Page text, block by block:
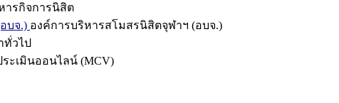
ารกิจการนิสิต
บจ.) องค์การบริหารสโมสรนิสิตจุฬาฯ (อบจ.)
ทั่วไป
ระเมินออนไลน์ (MCV)